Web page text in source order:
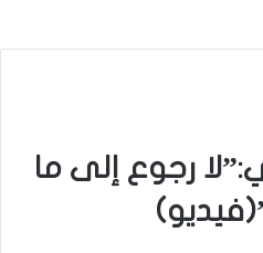
رجوع إلى ما